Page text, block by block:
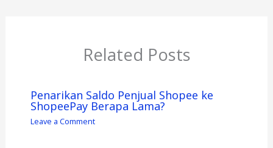
Related Posts
Penarikan Saldo Penjual Shopee ke
ShopeePay Berapa Lama?
Leave a Comment